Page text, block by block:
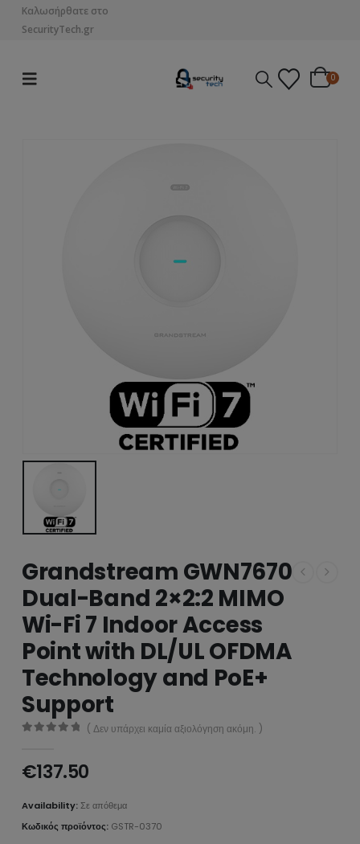
Καλωσήρθατε στο
SecurityTech.gr
0
Grandstream GWN7670
Dual-Band 2×2:2 MIMO
Wi-Fi 7 Indoor Access
Point with DL/UL OFDMA
Technology and PoE+
Support
( Δεν υπάρχει καμία αξιολόγηση ακόμη. )
€137.50
Availability:Σε απόθεμα
Κωδικός προϊόντος: GSTR-0370